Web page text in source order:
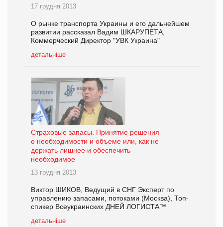
17 грудня 2013
О рынке транспорта Украины и его дальнейшем
развитии рассказал Вадим ШКАРУПЕТА,
Коммерческий Директор "УВК Украина"
детальніше
Страховые запасы. Принятие решения
о необходимости и объеме или, как не
держать лишнее и обеспечить
необходимое
13 грудня 2013
Виктор ШИКОВ, Ведущий в СНГ Эксперт по
управлению запасами, потоками (Москва), Топ-
спикер Всеукраинских ДНЕЙ ЛОГИСТА™
детальніше